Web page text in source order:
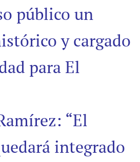
público un
y cargado
para El
“El
integrado